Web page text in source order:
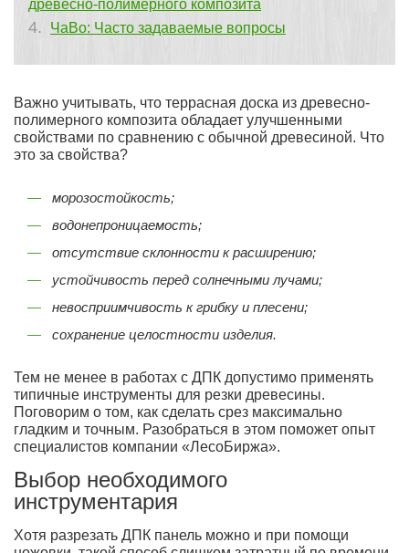
древесно-полимерного композита
ЧаВо: Часто задаваемые вопросы
Важно учитывать, что террасная доска из древесно-
полимерного композита обладает улучшенными
свойствами по сравнению с обычной древесиной. Что
это за свойства?
морозостойкость;
водонепроницаемость;
отсутствие склонности к расширению;
устойчивость перед солнечными лучами;
невосприимчивость к грибку и плесени;
сохранение целостности изделия.
Тем не менее в работах с ДПК допустимо применять
типичные инструменты для резки древесины.
Поговорим о том, как сделать срез максимально
гладким и точным. Разобраться в этом поможет опыт
специалистов компании «ЛесоБиржа».
Выбор необходимого
инструментария
Хотя разрезать ДПК панель можно и при помощи